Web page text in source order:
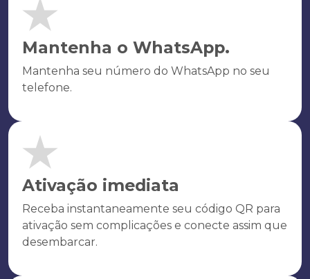
Mantenha o WhatsApp.
Mantenha seu número do WhatsApp no seu
telefone.
Ativação imediata
Receba instantaneamente seu código QR para
ativação sem complicações e conecte assim que
desembarcar.